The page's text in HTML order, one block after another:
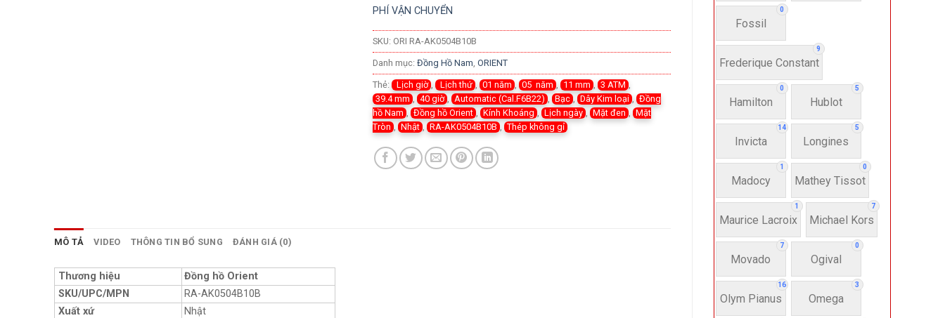
0
Fossil
9
Frederique Constant
0
Hamilton
5
Hublot
14
Invicta
5
Longines
1
Madocy
0
Mathey Tissot
1
Maurice Lacroix
7
Michael Kors
7
Movado
0
Ogival
16
Olym Pianus
3
Omega
PHÍ VẬN CHUYỂN
SKU: ORI RA-AK0504B10B
Danh mục:Đồng Hồ Nam ,ORIENT
Thẻ: Lịch giờ , Lịch thứ , 01 năm , 05 năm , 11 mm , 3 ATM
39.4 mm
, 40 giờ , Automatic (Cal.F6B22) , Bạc , Dây Kim loại , Đồng
hồ Nam
, Đồng hồ Orient , Kính Khoáng , Lịch ngày , Mặt đen , Mặt
Tròn
, Nhật , RA-AK0504B10B , Thép không gỉ
MÔ TẢ VIDEO THÔNG TIN BỔ SUNG ĐÁNH GIÁ (0)
Thương hiệu
Đồng hồ Orient
SKU/UPC/MPN
RA-AK0504B10B
Xuất xứ
Nhật